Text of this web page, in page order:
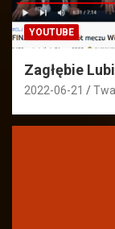
YOUTUBE
Zagłębie
2022-06-21